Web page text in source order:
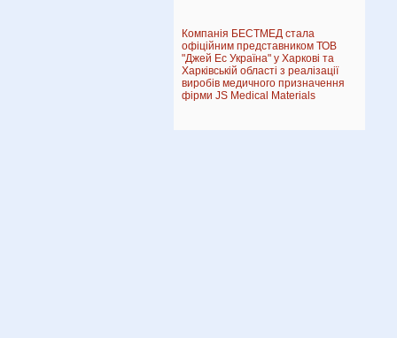
Компанія БЕСТМЕД стала
офіційним представником ТОВ
"Джей Ес Україна" у Харкові та
Харківській області з реалізації
виробів медичного призначення
фірми JS Medical Materials